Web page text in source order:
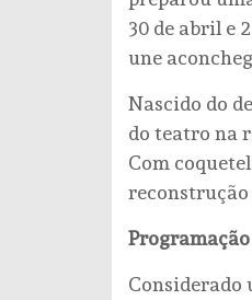
30 de abril e
une
Nascido do
do teatro na
Com
reconstrução
Considerado